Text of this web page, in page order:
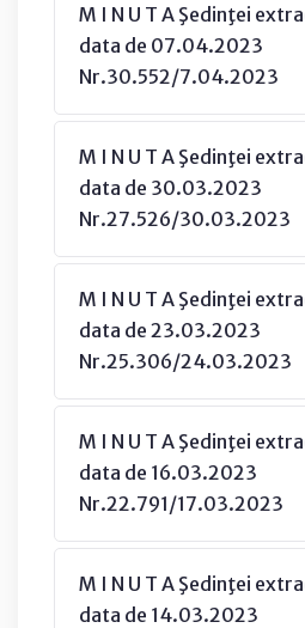
M I N U T A Şedinţei
data de 07.04.2023
Nr.30.552/7.04.2023
M I N U T A Şedinţei
data de 30.03.2023
Nr.27.526/30.03.2023
M I N U T A Şedinţei
data de 23.03.2023
Nr.25.306/24.03.2023
M I N U T A Şedinţei
data de 16.03.2023
Nr.22.791/17.03.2023
M I N U T A Şedinţei
data de 14.03.2023